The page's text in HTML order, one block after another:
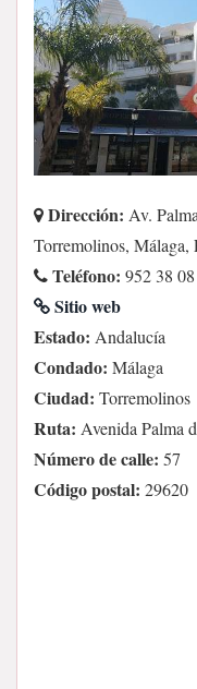
Dirección: Av.
Torremolinos, Málaga,
Teléfono: 952 38
Sitio web
Estado: Andalucía
Condado: Málaga
Ciudad: Torremolinos
Ruta: Avenida Palma
Número de calle: 57
Código postal: 29620